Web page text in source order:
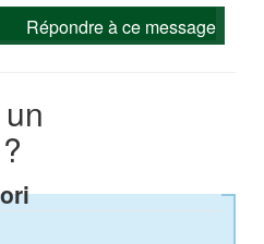
Répondre à ce message